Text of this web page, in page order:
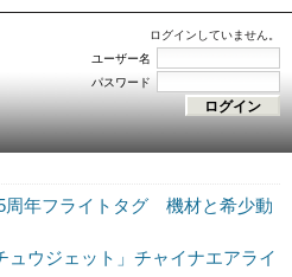
ログインしていません。
ユーザー名
パスワード
周年フライトタグ 機材と希少動
ュウジェット」チャイナエアライ